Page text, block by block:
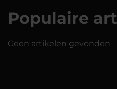
Populaire
Geen artikelen gevonden